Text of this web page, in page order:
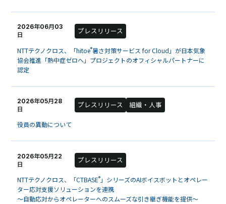
2026年06月03
日
プレスリリース
NTTテクノクロス、「hitoe®暑さ対策サービス for Cloud」が日本気象
協会推進「熱中症ゼロへ」プロジェクトのオフィシャルパートナーに
認定
2026年05月28
日
プレスリリース 組織・人事
役員の異動について
2026年05月22
日
プレスリリース
NTTテクノクロス、「CTBASE®」シリーズのAIボイスボットとオペレー
ター応対支援ソリューションを連携
～自動応対からオペレーターへのスムーズな引き継ぎ機能を提供～